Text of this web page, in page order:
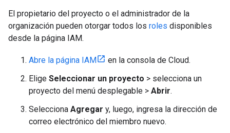
El propietario del proyecto o el administrador de la
organización pueden otorgar todos los roles disponibles
desde la página IAM.
Abre la página IAM
en la consola de Cloud.
Elige Seleccionar un proyecto > selecciona un
proyecto del menú desplegable > Abrir.
Selecciona Agregar y, luego, ingresa la dirección de
correo electrónico del miembro nuevo.